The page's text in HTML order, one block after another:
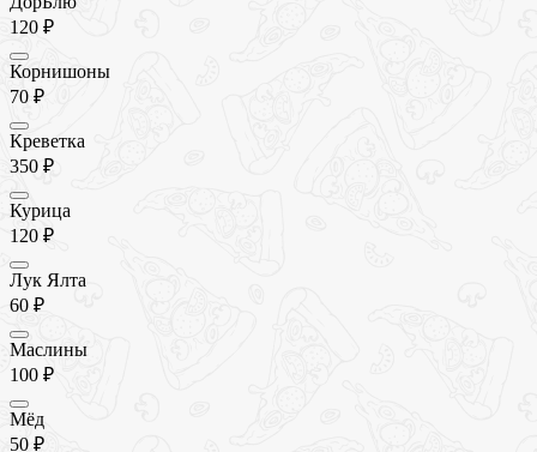
120 ₽
Корнишоны
70 ₽
Креветка
350 ₽
Курица
120 ₽
Лук Ялта
60 ₽
Маслины
100 ₽
Мёд
50 ₽